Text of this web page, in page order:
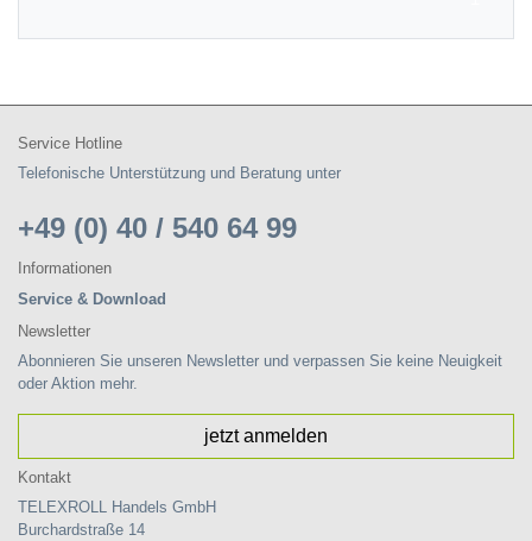
Service Hotline
Telefonische Unterstützung und Beratung unter
+49 (0) 40 / 540 64 99
Informationen
Service & Download
Newsletter
Abonnieren Sie unseren Newsletter und verpassen Sie keine Neuigkeit
oder Aktion mehr.
jetzt anmelden
Kontakt
TELEXROLL Handels GmbH
Burchardstraße 14